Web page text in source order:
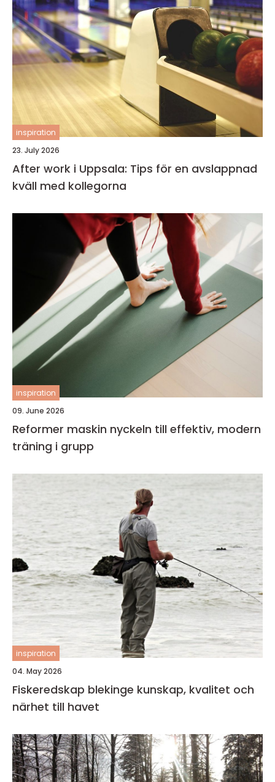
inspiration
23. July 2026
After work i Uppsala: Tips för en avslappnad
kväll med kollegorna
inspiration
09. June 2026
Reformer maskin nyckeln till effektiv, modern
träning i grupp
inspiration
04. May 2026
Fiskeredskap blekinge kunskap, kvalitet och
närhet till havet